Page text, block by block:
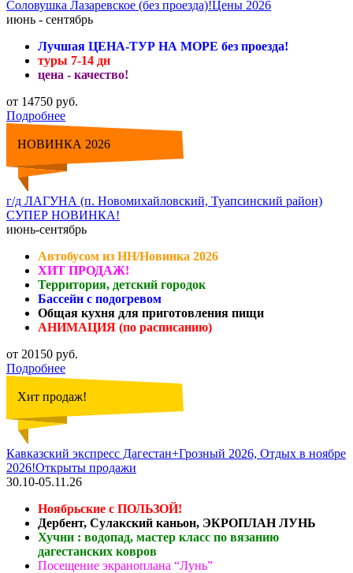
Соловушка Лазаревское (без проезда)!Цены 2026
июнь - сентябрь
Лучшая ЦЕНА-ТУР НА МОРЕ без проезда!
туры 7-14 дн
цена - качество!
от 14750 руб.
Подробнее
НОВИНКА 2026
г/д ЛАГУНА (п. Новомихайловский, Туапсинский район)
СУПЕР НОВИНКА!
июнь-сентябрь
Автобусом из НН/Новинка 2026
ХИТ ПРОДАЖ!
Территория, детский городок
Бассейн с подогревом
Общая кухня для приготовления пищи
АНИМАЦИЯ (по расписанию)
от 20150 руб.
Подробнее
Хит продаж!
Кавказский экспресс Дагестан+Грозный 2026, Отдых в ноябре
2026!Открыты продажи
30.10-05.11.26
Ноябрьские с ПОЛЬЗОЙ!
Дербент, Сулакский каньон, ЭКРОПЛАН ЛУНЬ
Хучни : водопад, мастер класс по вязанию
дагестанских ковров
Посещение экраноплана “Лунь”